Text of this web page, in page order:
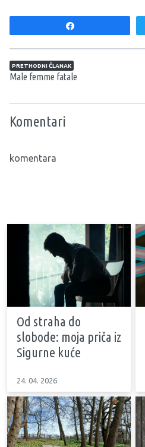
Navigacija članaka
PRETHODNI ČLANAK
Male femme fatale
Komentari
komentara
Od straha do
slobode: moja priča iz
Sigurne kuće
24. 04. 2026